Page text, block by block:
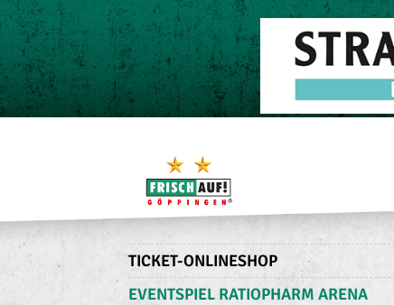
TICKET-ONLINESHOP
EVENTSPIEL RATIOPHARM ARENA